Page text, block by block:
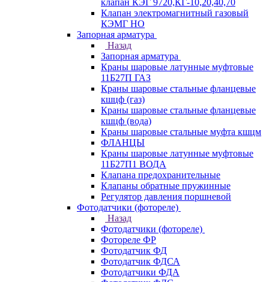
клапан КЭГ 9720,КГ-10,20,40,70
Клапан электромагнитный газовый
КЭМГ НО
Запорная арматура
Назад
Запорная арматура
Краны шаровые латунные муфтовые
11Б27П ГАЗ
Краны шаровые стальные фланцевые
кшцф (газ)
Краны шаровые стальные фланцевые
кшцф (вода)
Краны шаровые стальные муфта кшцм
ФЛАНЦЫ
Краны шаровые латунные муфтовые
11Б27П1 ВОДА
Клапана предохранительные
Клапаны обратные пружинные
Регулятор давления поршневой
Фотодатчики (фотореле)
Назад
Фотодатчики (фотореле)
Фотореле ФР
Фотодатчик ФД
Фотодатчик ФДСА
Фотодатчики ФДА